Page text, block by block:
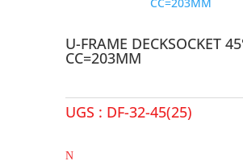
U-FRAME DECKSOCKET
CC=203MM
UGS : DF-32-45(25)